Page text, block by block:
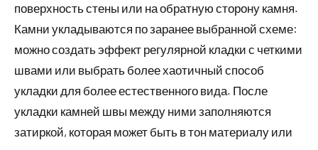
поверхность стены или на обратную сторону камня.
Камни укладываются по заранее выбранной схеме:
можно создать эффект регулярной кладки с четкими
швами или выбрать более хаотичный способ
укладки для более естественного вида. После
укладки камней швы между ними заполняются
затиркой, которая может быть в тон материалу или